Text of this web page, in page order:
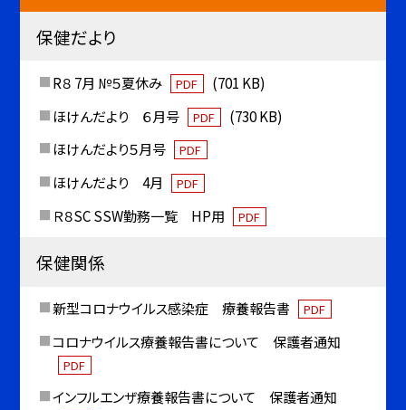
保健だより
R８ 7月 №５夏休み PDF
(701 KB)
ほけんだより ６月号
PDF
(730 KB)
ほけんだより５月号
PDF
ほけんだより 4月 PDF
Ｒ８SC SSW勤務一覧 HP用 PDF
保健関係
新型コロナウイルス感染症 療養報告書 PDF
コロナウイルス療養報告書について 保護者通知
PDF
インフルエンザ療養報告書について 保護者通知